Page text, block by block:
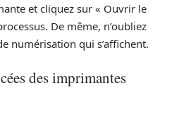
et cliquez sur « Ouvrir le
De même, n’oubliez
numérisation qui s’affichent.
des imprimantes